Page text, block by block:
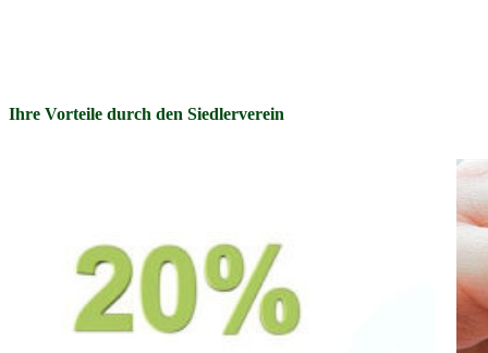
Ihre Vorteile durch den Siedlerverein